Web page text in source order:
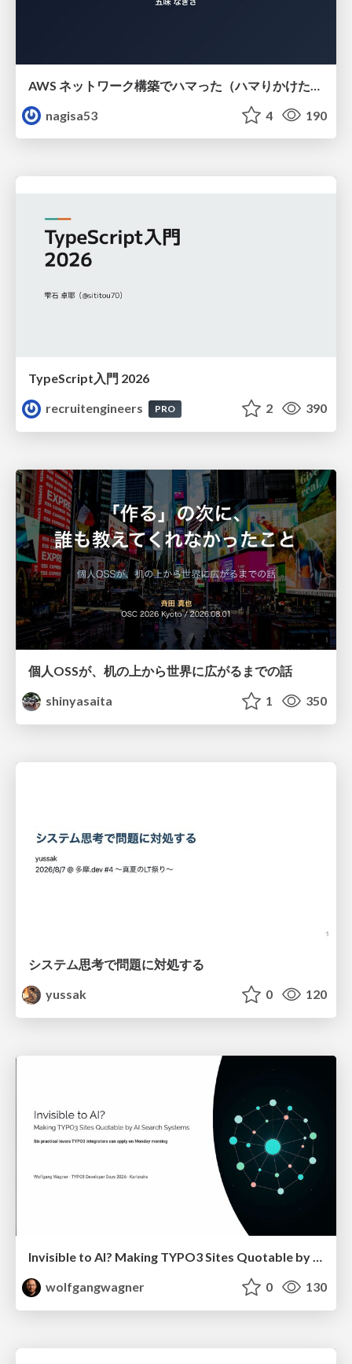
nagisa53
4 190
TypeScript入門 2026
recruitengineers
PRO 2 390
個人OSSが、机の上から世界に広がるまでの話
shinyasaita
1 350
システム思考で問題に対処する
yussak
0 120
Invisible to AI? Making TYPO3 Sites Quotable by AI Search Systems
wolfgangwagner
0 130